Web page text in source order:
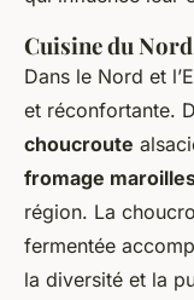
Cuisine du Nord
Dans le Nord et
et réconfortante.
choucroute
fromage
région. La
fermentée
la diversité et la